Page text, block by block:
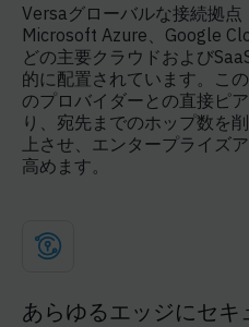
Versaグローバルな接続拠点
Microsoft Azure、Google
どの主要クラウドおよび
的に配置されています。こ
のプロバイダーとの直接ピ
り、宛先までのホップ数を
上させ、エンタープライズ
高めます。
あらゆるエッジにセキ